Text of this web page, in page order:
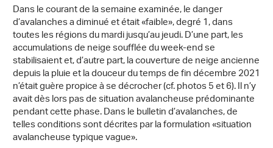
Dans le courant de la semaine examinée, le danger
d’avalanches a diminué et était «faible», degré 1, dans
toutes les régions du mardi jusqu’au jeudi. D’une part, les
accumulations de neige soufflée du week-end se
stabilisaient et, d’autre part, la couverture de neige ancienne
depuis la pluie et la douceur du temps de fin décembre 2021
n’était guère propice à se décrocher (cf. photos 5 et 6). Il n’y
avait dès lors pas de situation avalancheuse prédominante
pendant cette phase. Dans le bulletin d’avalanches, de
telles conditions sont décrites par la formulation «situation
avalancheuse typique vague».